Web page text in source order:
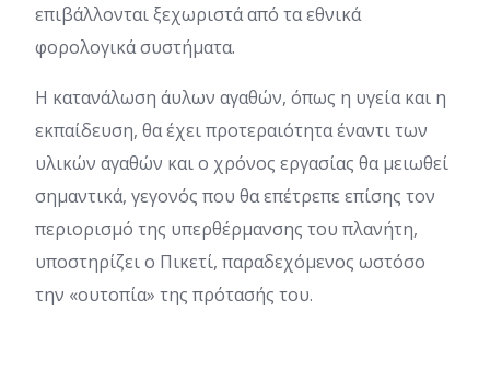
επιβάλλονται ξεχωριστά από τα εθνικά
φορολογικά συστήματα.
Η κατανάλωση άυλων αγαθών, όπως η υγεία και η
εκπαίδευση, θα έχει προτεραιότητα έναντι των
υλικών αγαθών και ο χρόνος εργασίας θα μειωθεί
σημαντικά, γεγονός που θα επέτρεπε επίσης τον
περιορισμό της υπερθέρμανσης του πλανήτη,
υποστηρίζει ο Πικετί, παραδεχόμενος ωστόσο
την «ουτοπία» της πρότασής του.